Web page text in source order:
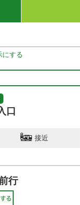
にする
口
接近
行